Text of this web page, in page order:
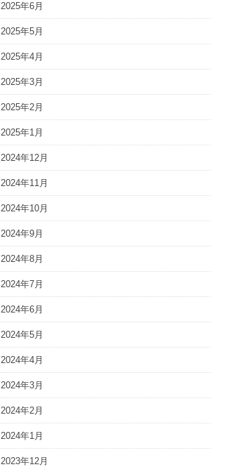
2025年6月
2025年5月
2025年4月
2025年3月
2025年2月
2025年1月
2024年12月
2024年11月
2024年10月
2024年9月
2024年8月
2024年7月
2024年6月
2024年5月
2024年4月
2024年3月
2024年2月
2024年1月
2023年12月